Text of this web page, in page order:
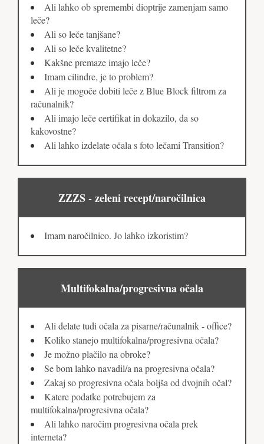
Ali lahko ob spremembi dioptrije zamenjam samo
leče?
Ali so leče tanjšane?
Ali so leče kvalitetne?
Kakšne premaze imajo leče?
Imam cilindre, je to problem?
Ali je mogoče dobiti leče z Blue Block filtrom za
računalnik?
Ali imajo leče certifikat in dokazilo, da so
kakovostne?
Ali lahko izdelate očala s foto lečami Transition?
ZZZS - zeleni recept/naročilnica
Imam naročilnico. Jo lahko izkoristim?
Multifokalna/progresivna očala
Ali delate tudi očala za pisarne/računalnik - office?
Koliko stanejo multifokalna/progresivna očala?
Je možno plačilo na obroke?
Se bom lahko navadil/a na progresivna očala?
Zakaj so progresivna očala boljša od dvojnih očal?
Katere podatke potrebujem za
multifokalna/progresivna očala?
Ali lahko naročim progresivna očala prek
interneta?